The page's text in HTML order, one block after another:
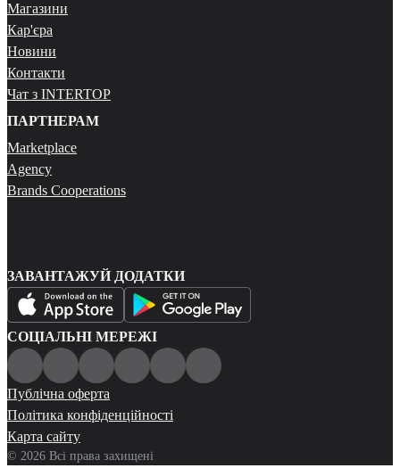
Магазини
Кар'єра
Новини
Контакти
Чат з INTERTOP
ПАРТНЕРАМ
Marketplace
Agency
Brands Cooperations
ЗАВАНТАЖУЙ ДОДАТКИ
СОЦІАЛЬНІ МЕРЕЖІ
Публічна оферта
Політика конфіденційності
Карта сайту
© 2026 Всі права захищені